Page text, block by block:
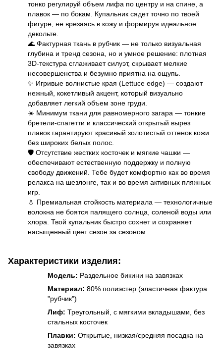
тонко регулируй объем лифа по центру и на спине, а
плавок — по бокам. Купальник сядет точно по твоей
фигуре, не врезаясь в кожу и формируя идеальное
декольте.
🌊 Фактурная ткань в рубчик — не только визуальная
глубина и тренд сезона, но и умное решение: плотная
3D-текстура сглаживает силуэт, скрывает мелкие
несовершенства и безумно приятна на ощупь.
✨ Игривые волнистые края (Lettuce edge) — создают
нежный, кокетливый акцент, который визуально
добавляет легкий объем зоне груди.
☀️ Минимум ткани для равномерного загара — тонкие
бретели-спагетти и классический открытый вырез
плавок гарантируют красивый золотистый оттенок кожи
без широких белых полос.
🛡️ Отсутствие жестких косточек и мягкие чашки —
обеспечивают естественную поддержку и полную
свободу движений. Тебе будет комфортно как во время
релакса на шезлонге, так и во время активных пляжных
игр.
💧 Премиальная стойкость материала — технологичные
волокна не боятся палящего солнца, соленой воды или
хлора. Твой купальник быстро сохнет и сохраняет
насыщенный цвет сезон за сезоном.
Характеристики изделия:
Модель: Раздельное бикини на завязках
Материал: 80% полиэстер (эластичная фактура
"рубчик")
Лиф: Треугольный, с мягкими вкладышами, без
стальных косточек
Плавки: Открытые, низкая/средняя посадка на
завязках